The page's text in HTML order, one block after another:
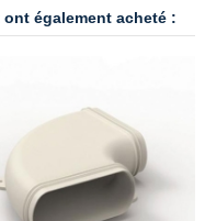
également acheté :